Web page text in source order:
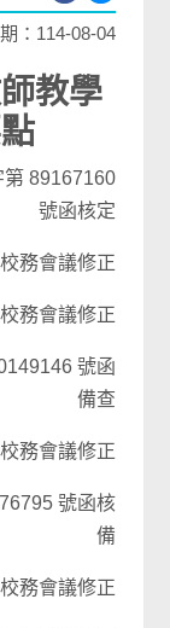
：114-08-04
教學
89167160
號函核定
務會議修正
務會議修正
號函
備查
務會議修正
號函核
備
務會議修正